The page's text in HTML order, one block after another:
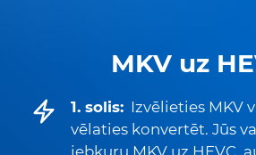
MKV uz
1. solis: Izvēlieties MKV
vēlaties konvertēt. Jūs
jebkuru MKV uz HEVC,